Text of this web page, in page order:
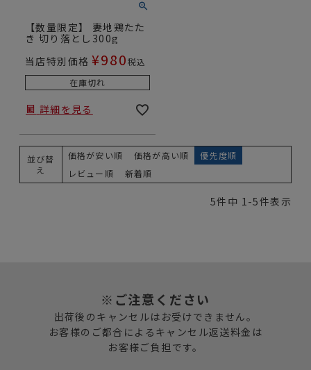
【数量限定】 妻地鶏たた
き 切り落とし300g
当店特別価格 ¥980税込
在庫切れ
詳細を見る
並び替
え
価格が安い順 価格が高い順
優先度順
レビュー順
新着順
5件中 1-5件表示
※ご注意ください
出荷後のキャンセルはお受けできません。
お客様のご都合によるキャンセル返送料金は
お客様ご負担です。